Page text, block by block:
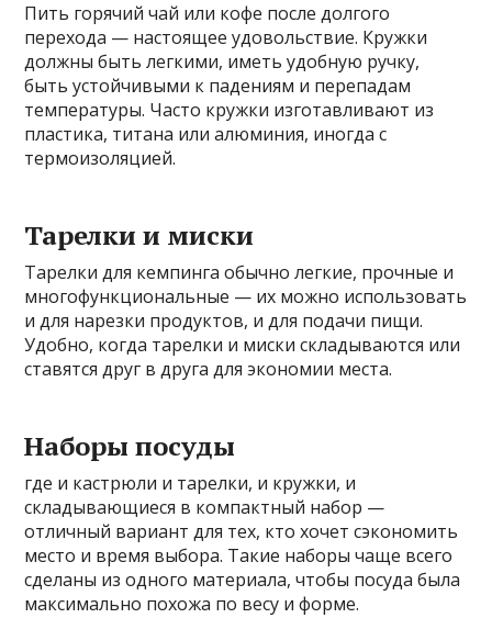
Пить горячий чай или кофе после долгого
перехода — настоящее удовольствие. Кружки
должны быть легкими, иметь удобную ручку,
быть устойчивыми к падениям и перепадам
температуры. Часто кружки изготавливают из
пластика, титана или алюминия, иногда с
термоизоляцией.
Тарелки и миски
Тарелки для кемпинга обычно легкие, прочные и
многофункциональные — их можно использовать
и для нарезки продуктов, и для подачи пищи.
Удобно, когда тарелки и миски складываются или
ставятся друг в друга для экономии места.
Наборы посуды
где и кастрюли и тарелки, и кружки, и
складывающиеся в компактный набор —
отличный вариант для тех, кто хочет сэкономить
место и время выбора. Такие наборы чаще всего
сделаны из одного материала, чтобы посуда была
максимально похожа по весу и форме.